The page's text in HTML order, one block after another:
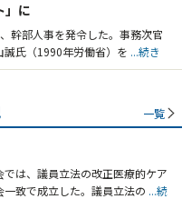
」に
幹部人事を発令した。事務次官
氏（1990年労働省）を ...続き
一覧
は、議員立法の改正医療的ケア
致で成立した。議員立法の ...続